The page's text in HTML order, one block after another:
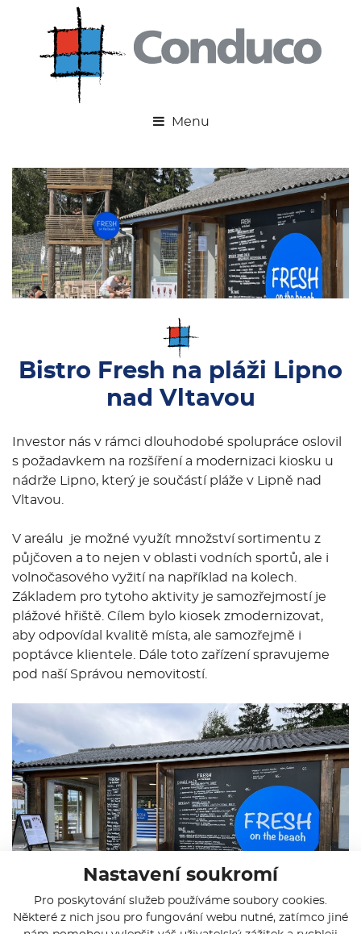
Nastavení soukromí
Pro poskytování služeb používáme soubory cookies.
Některé z nich jsou pro fungování webu nutné, zatímco jiné
Bistro Fresh na pláži Lipno
nad Vltavou
Investor nás v rámci dlouhodobé spolupráce oslovil
s požadavkem na rozšíření a modernizaci kiosku u
nádrže Lipno, který je součástí pláže v Lipně nad
Vltavou.
V areálu je možné využít množství sortimentu z
půjčoven a to nejen v oblasti vodních sportů, ale i
volnočasového vyžití na například na kolech.
Základem pro tytoho aktivity je samozřejmostí je
plážové hřiště. Cílem bylo kiosek zmodernizovat,
aby odpovídal kvalitě místa, ale samozřejmě i
poptávce klientele. Dále toto zařízení spravujeme
pod naší Správou nemovitostí.